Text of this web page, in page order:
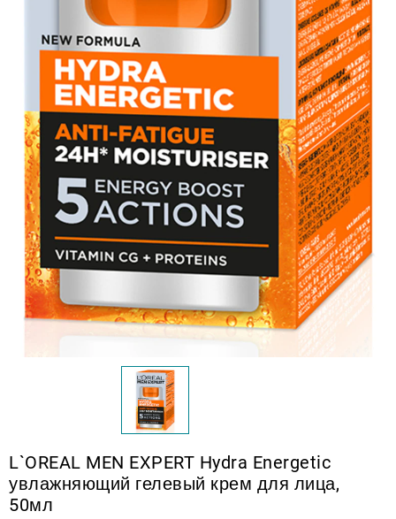
L`OREAL MEN EXPERT Hydra Energetic
увлажняющий гелевый крем для лица,
50мл